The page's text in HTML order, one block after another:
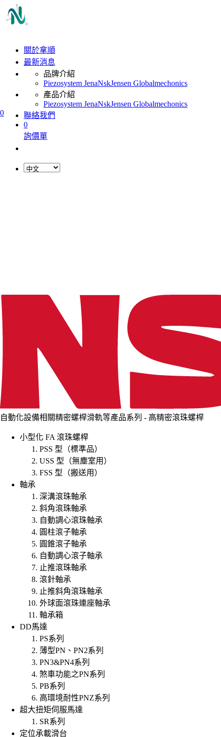
0
關於拿順
最新消息
品牌介紹
Piezosystem JenaNskJensen Globalmechonics
產品介紹
Piezosystem JenaNskJensen Globalmechonics
聯絡我們
0
詢價單
自動化設備相關精密螺桿滑軌等產品系列 - 高精密滾珠螺桿
小型化 FA 滾珠螺桿
PSS 型（標準品）
USS 型（無塵室用）
FSS 型（搬送用）
軸承
深溝滾珠軸承
斜角滾珠軸承
自動調心滾珠軸承
圓柱滾子軸承
圓錐滾子軸承
自動調心滾子軸承
止推滾珠軸承
滾針軸承
止推斜角滾珠軸承
外球面滾珠連座軸承
軸承箱
DD馬達
PS系列
薄型PN、PN2系列
PN3&PN4系列
煞車功能之PN系列
PB系列
高環境耐性PNZ系列
超大扭矩伺服馬達
SR系列
定位承載滑台